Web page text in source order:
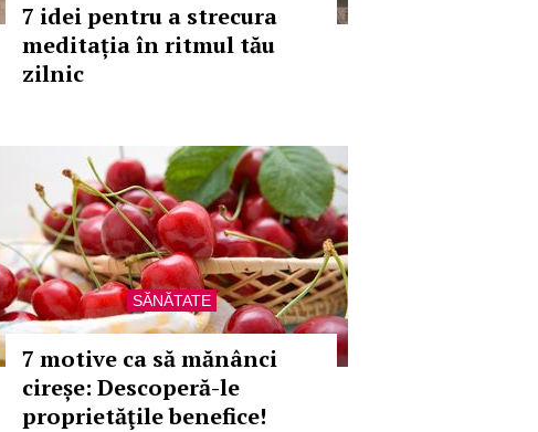
7 idei pentru a strecura
meditația în ritmul tău
zilnic
SĂNĂTATE
7 motive ca să mănânci
cireșe: Descoperă-le
proprietăţile benefice!